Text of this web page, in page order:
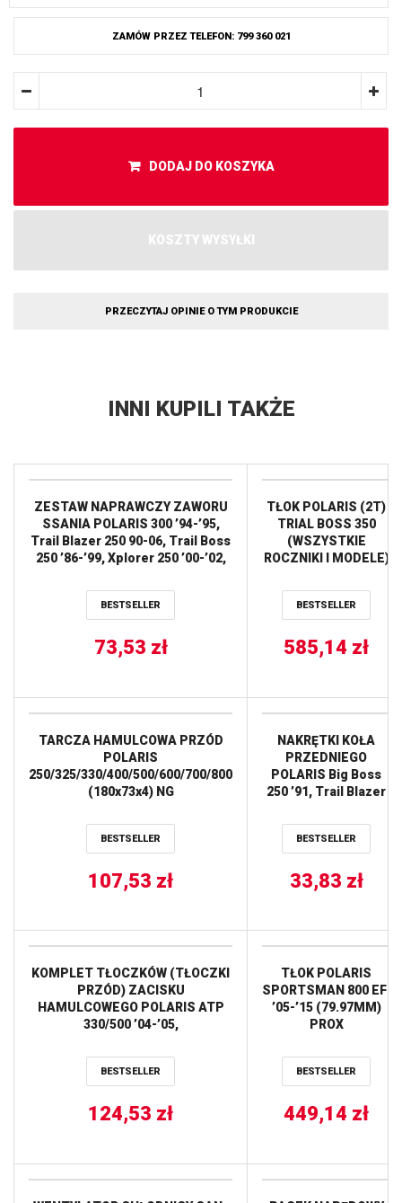
ZAMÓW PRZEZ TELEFON: 799 360 021
DODAJ DO KOSZYKA
KOSZTY WYSYŁKI
PRZECZYTAJ OPINIE O TYM PRODUKCIE
INNI KUPILI TAKŻE
ZESTAW NAPRAWCZY ZAWORU
SSANIA POLARIS 300 ’94-’95,
Trail Blazer 250 90-06, Trail Boss
250 ’86-’99, Xplorer 250 ’00-’02,
BESTSELLER
73,53 zł
TŁOK POLARIS (2T)
TRIAL BOSS 350
(WSZYSTKIE
ROCZNIKI I MODELE)
WOSSNER
BESTSELLER
585,14 zł
TARCZA HAMULCOWA PRZÓD
POLARIS
250/325/330/400/500/600/700/800
(180x73x4) NG
BESTSELLER
107,53 zł
NAKRĘTKI KOŁA
PRZEDNIEGO
POLARIS Big Boss
250 ’91, Trail Blazer
Boss 250 ’89-’91,
Trail Boss 350L ’90
BESTSELLER
33,83 zł
KOMPLET TŁOCZKÓW (TŁOCZKI
PRZÓD) ZACISKU
HAMULCOWEGO POLARIS ATP
330/500 ’04-’05,
’15-’21, Sportsman 570 ’17-’19,
Sportsman 850 ’11-’15 / TYŁ
Ranger 700 ’05-’06, Ranger 500
’18-’21, ALL BALLS
BESTSELLER
124,53 zł
TŁOK POLARIS
SPORTSMAN 800 EFI
’05-’15 (79.97MM)
PROX
BESTSELLER
449,14 zł